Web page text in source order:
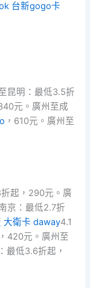
台新gogo卡
昆明：最低3.5折
元。廣州至成
，610元。廣州至
折起，290元。廣
京：最低2.7折
大衛卡 daway4.1
420元。廣州至
最低3.6折起，